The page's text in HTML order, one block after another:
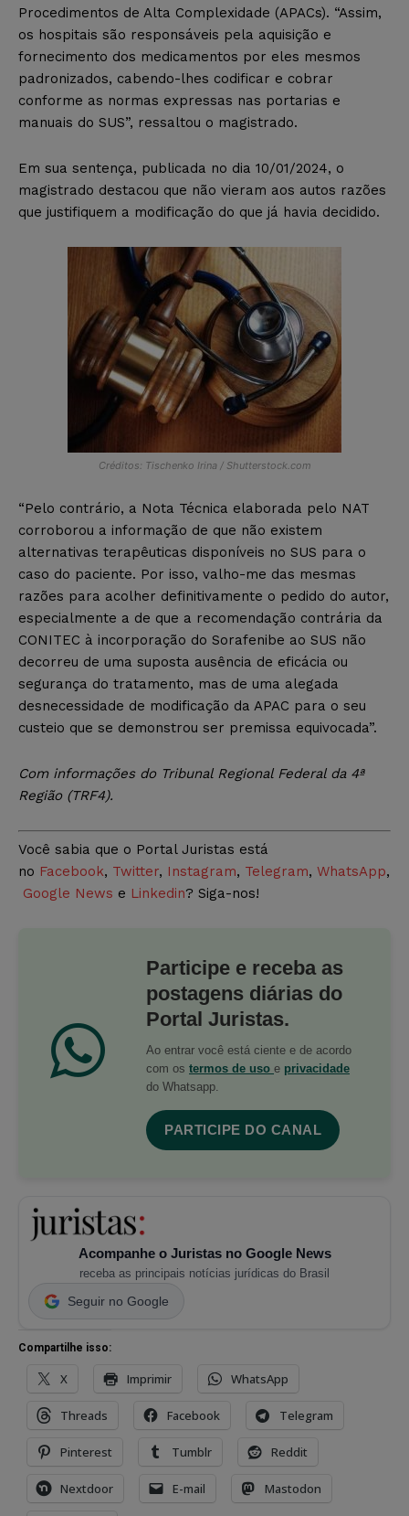
Procedimentos de Alta Complexidade (APACs). “Assim,
os hospitais são responsáveis pela aquisição e
fornecimento dos medicamentos por eles mesmos
padronizados, cabendo-lhes codificar e cobrar
conforme as normas expressas nas portarias e
manuais do SUS”, ressaltou o magistrado.
Em sua sentença, publicada no dia 10/01/2024, o
magistrado destacou que não vieram aos autos razões
que justifiquem a modificação do que já havia decidido.
Créditos: Tischenko Irina / Shutterstock.com
“Pelo contrário, a Nota Técnica elaborada pelo NAT
corroborou a informação de que não existem
alternativas terapêuticas disponíveis no SUS para o
caso do paciente. Por isso, valho-me das mesmas
razões para acolher definitivamente o pedido do autor,
especialmente a de que a recomendação contrária da
CONITEC à incorporação do Sorafenibe ao SUS não
decorreu de uma suposta ausência de eficácia ou
segurança do tratamento, mas de uma alegada
desnecessidade de modificação da APAC para o seu
custeio que se demonstrou ser premissa equivocada”.
Com informações do Tribunal Regional Federal da 4ª
Região (TRF4).
Você sabia que o Portal Juristas está
no Facebook, Twitter, Instagram, Telegram, WhatsApp,
Google News e Linkedin? Siga-nos!
Participe e receba as
postagens diárias do
Portal Juristas.
Ao entrar você está ciente e de acordo
com os termos de uso e privacidade
do Whatsapp.
PARTICIPE DO CANAL
Acompanhe o Juristas no Google News
receba as principais notícias jurídicas do Brasil
Seguir no Google
Compartilhe isso:
X Imprimir WhatsApp
Threads Facebook Telegram
Pinterest Tumblr Reddit
Nextdoor E-mail Mastodon